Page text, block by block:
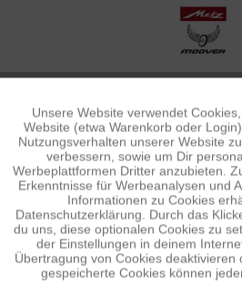
NEWSLETTER
Jetzt anmelden und 10 € Gutschein
Funktionale
Tracking
Personalisierung
Service
Unsere Website verwendet
Website (etwa Warenkorb oder
Nutzungsverhalten unserer Website
verbessern, sowie um Dir
Werbeplattformen Dritter anzubieten.
Erkenntnisse für Werbeanalysen und
Informationen zu Cookies
Datenschutzerklärung. Durch das
du uns, diese optionalen Cookies zu
der Einstellungen in deinem
Übertragung von Cookies deaktivieren
gespeicherte Cookies können